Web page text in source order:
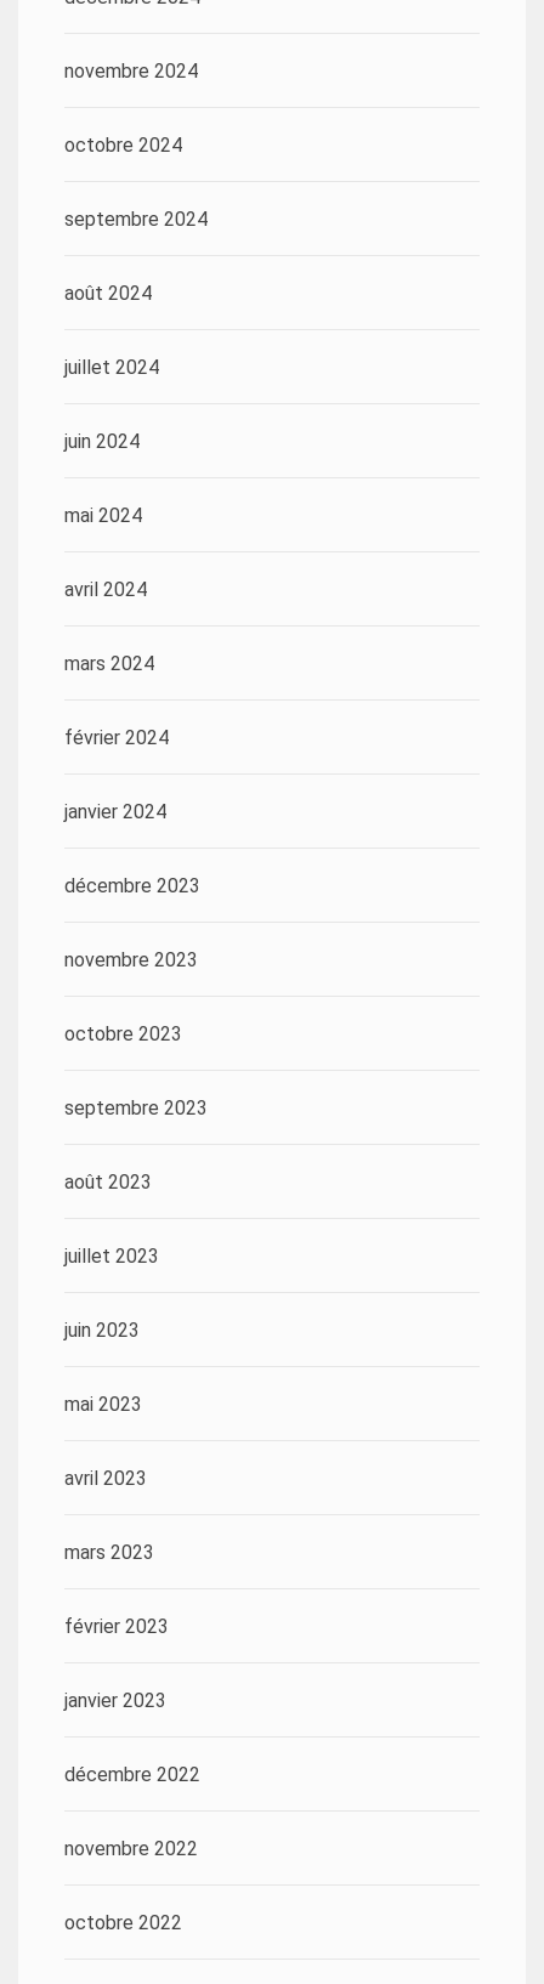
novembre 2024
octobre 2024
septembre 2024
août 2024
juillet 2024
juin 2024
mai 2024
avril 2024
mars 2024
février 2024
janvier 2024
décembre 2023
novembre 2023
octobre 2023
septembre 2023
août 2023
juillet 2023
juin 2023
mai 2023
avril 2023
mars 2023
février 2023
janvier 2023
décembre 2022
novembre 2022
octobre 2022